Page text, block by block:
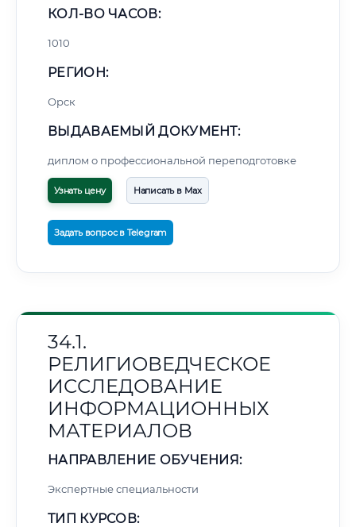
КОЛ-ВО ЧАСОВ:
1010
РЕГИОН:
Орск
ВЫДАВАЕМЫЙ ДОКУМЕНТ:
диплом о профессиональной переподготовке
Узнать цену Написать в Max
Задать вопрос в Telegram
34.1.
РЕЛИГИОВЕДЧЕСКОЕ
ИССЛЕДОВАНИЕ
ИНФОРМАЦИОННЫХ
МАТЕРИАЛОВ
НАПРАВЛЕНИЕ ОБУЧЕНИЯ:
Экспертные специальности
ТИП КУРСОВ: